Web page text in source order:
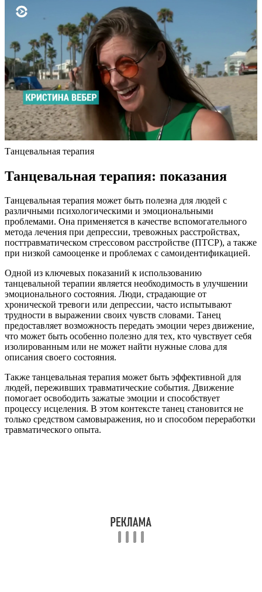
Танцевальная терапия
Танцевальная терапия: показания
Танцевальная терапия может быть полезна для людей с
различными психологическими и эмоциональными
проблемами. Она применяется в качестве вспомогательного
метода лечения при депрессии, тревожных расстройствах,
посттравматическом стрессовом расстройстве (ПТСР), а также
при низкой самооценке и проблемах с самоидентификацией.
Одной из ключевых показаний к использованию
танцевальной терапии является необходимость в улучшении
эмоционального состояния. Люди, страдающие от
хронической тревоги или депрессии, часто испытывают
трудности в выражении своих чувств словами. Танец
предоставляет возможность передать эмоции через движение,
что может быть особенно полезно для тех, кто чувствует себя
изолированным или не может найти нужные слова для
описания своего состояния.
Также танцевальная терапия может быть эффективной для
людей, переживших травматические события. Движение
помогает освободить зажатые эмоции и способствует
процессу исцеления. В этом контексте танец становится не
только средством самовыражения, но и способом переработки
травматического опыта.